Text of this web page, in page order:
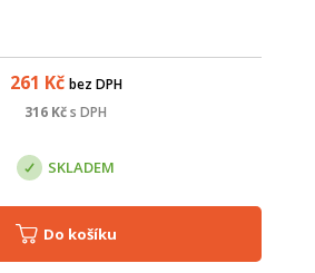
261 Kč bez DPH
316 Kčs DPH
SKLADEM
Do košíku